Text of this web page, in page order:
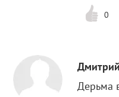
0
Дмитрий
Дерьма